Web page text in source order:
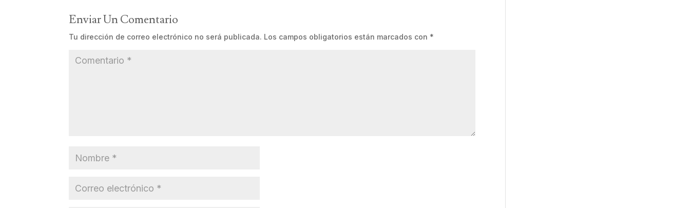
Enviar Un Comentario
Tu dirección de correo electrónico no será publicada. Los campos obligatorios están marcados con *